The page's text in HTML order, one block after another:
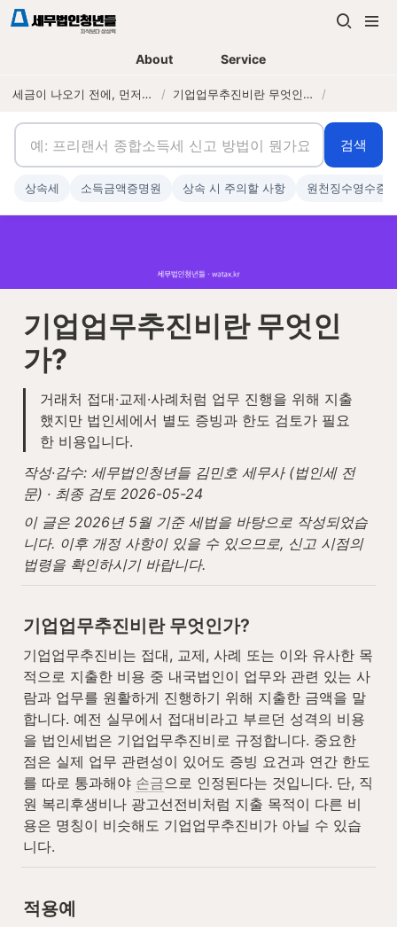
About Service
세금이 나오기 전에, 먼저 연락하는 세무법인 / 기업업무추진비란 무엇인가? /
기업업무추진비란 무엇인
가?
거래처 접대·교제·사례처럼 업무 진행을 위해 지출
했지만 법인세에서 별도 증빙과 한도 검토가 필요
한 비용입니다.
작성·감수: 세무법인청년들 김민호 세무사 (법인세 전
문) · 최종 검토 2026-05-24
이 글은 2026년 5월 기준 세법을 바탕으로 작성되었습
니다. 이후 개정 사항이 있을 수 있으므로, 신고 시점의
법령을 확인하시기 바랍니다.
기업업무추진비란 무엇인가?
기업업무추진비는 접대, 교제, 사례 또는 이와 유사한 목
적으로 지출한 비용 중 내국법인이 업무와 관련 있는 사
람과 업무를 원활하게 진행하기 위해 지출한 금액을 말
합니다. 예전 실무에서 접대비라고 부르던 성격의 비용
을 법인세법은 기업업무추진비로 규정합니다. 중요한
점은 실제 업무 관련성이 있어도 증빙 요건과 연간 한도
를 따로 통과해야 손금으로 인정된다는 것입니다. 단, 직
원 복리후생비나 광고선전비처럼 지출 목적이 다른 비
용은 명칭이 비슷해도 기업업무추진비가 아닐 수 있습
니다.
적용예
검색
상속세 소득금액증명원 상속 시 주의할 사항 원천징수영수증